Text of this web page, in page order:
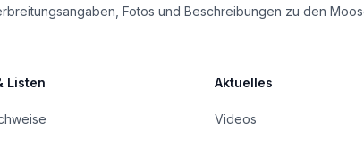
Fotos und Beschreibungen zu den
Listen Aktuelles
Videos